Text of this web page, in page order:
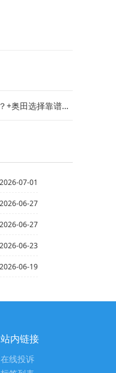
选择靠谱家政公司
2026-07-01
2026-06-27
2026-06-27
2026-06-23
2026-06-19
站内链接
在线投诉